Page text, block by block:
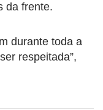
da frente.
durante toda a
respeitada”,